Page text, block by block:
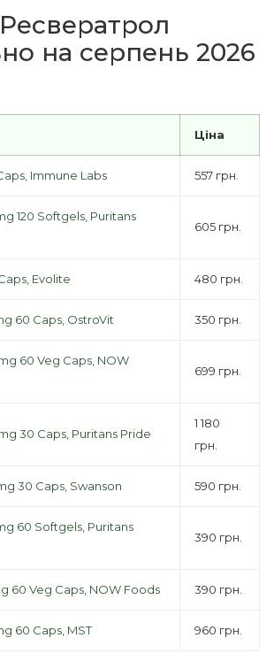
на серпень 2026
Ціна
Immune Labs 557 грн.
120 Softgels, Puritans
605 грн.
Evolite 480 грн.
60 Caps, OstroVit 350 грн.
60 Veg Caps, NOW
699 грн.
30 Caps, Puritans Pride
1 180
грн.
30 Caps, Swanson 590 грн.
60 Softgels, Puritans
390 грн.
60 Veg Caps, NOW Foods 390 грн.
60 Caps, MST 960 грн.